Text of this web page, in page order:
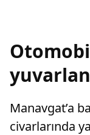
Manavgat’a
civarlarında